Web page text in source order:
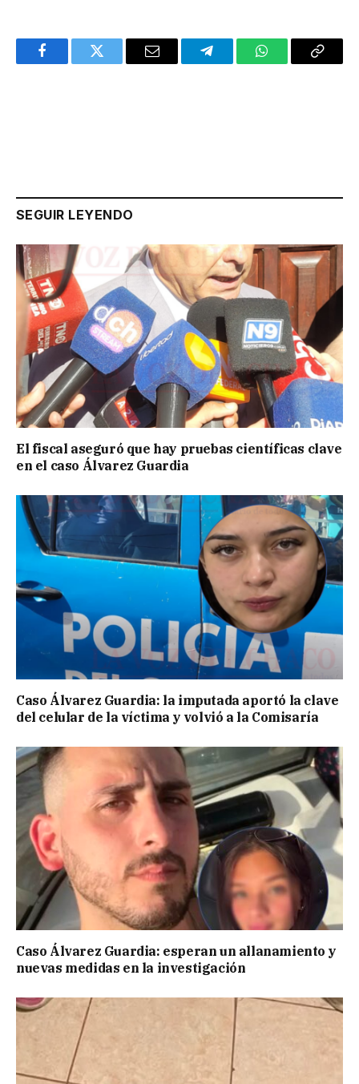
FacebookTwitter Email TelegramWhatsAppCopy
SEGUIR LEYENDO
El fiscal aseguró que hay pruebas científicas clave
en el caso Álvarez Guardia
Caso Álvarez Guardia: la imputada aportó la clave
del celular de la víctima y volvió a la Comisaría
Caso Álvarez Guardia: esperan un allanamiento y
nuevas medidas en la investigación